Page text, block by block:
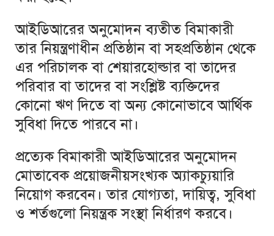
আইডিআরের অনুমোদন ব্যতীত বিমাকারী
তার নিয়ন্ত্রণাধীন প্রতিষ্ঠান বা সহপ্রতিষ্ঠান থেকে
এর পরিচালক বা শেয়ারহোল্ডার বা তাদের
পরিবার বা তাদের বা সংশ্লিষ্ট ব্যক্তিদের
কোনো ঋণ দিতে বা অন্য কোনোভাবে আর্থিক
সুবিধা দিতে পারবে না।
প্রত্যেক বিমাকারী আইডিআরের অনুমোদন
মোতাবেক প্রয়োজনীয়সংখ্যক অ্যাকচ্যুয়ারি
নিয়োগ করবেন। তার যোগ্যতা, দায়িত্ব, সুবিধা
ও শর্তগুলো নিয়ন্ত্রক সংস্থা নির্ধারণ করবে।